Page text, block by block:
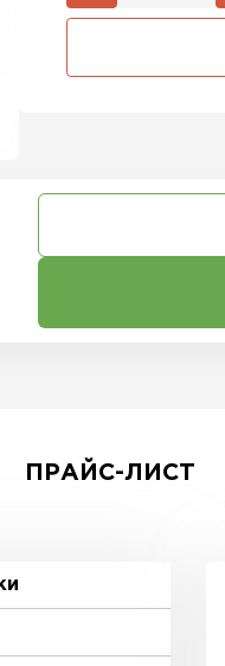
ПРАЙС-ЛИСТ